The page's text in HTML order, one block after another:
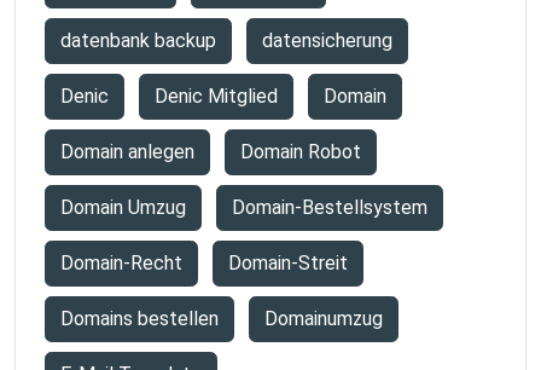
datenbank backup datensicherung
Denic Denic Mitglied Domain
Domain anlegen Domain Robot
Domain Umzug Domain-Bestellsystem
Domain-Recht Domain-Streit
Domains bestellen Domainumzug